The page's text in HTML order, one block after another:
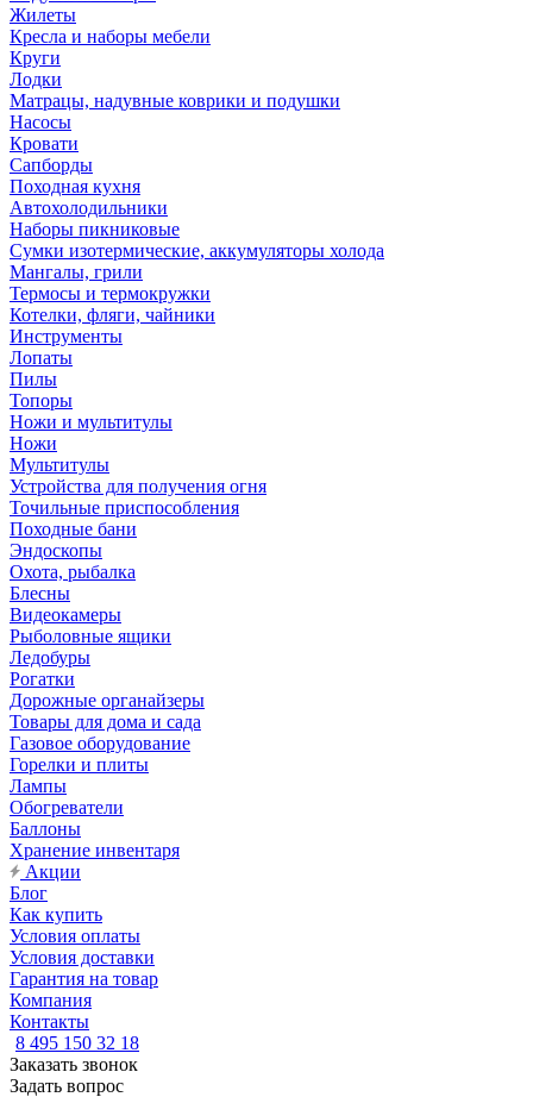
Жилеты
Кресла и наборы мебели
Круги
Лодки
Матрацы, надувные коврики и подушки
Насосы
Кровати
Сапборды
Походная кухня
Автохолодильники
Наборы пикниковые
Сумки изотермические, аккумуляторы холода
Мангалы, грили
Термосы и термокружки
Котелки, фляги, чайники
Инструменты
Лопаты
Пилы
Топоры
Ножи и мультитулы
Ножи
Мультитулы
Устройства для получения огня
Точильные приспособления
Походные бани
Эндоскопы
Охота, рыбалка
Блесны
Видеокамеры
Рыболовные ящики
Ледобуры
Рогатки
Дорожные органайзеры
Товары для дома и сада
Газовое оборудование
Горелки и плиты
Лампы
Обогреватели
Баллоны
Хранение инвентаря
Акции
Блог
Как купить
Условия оплаты
Условия доставки
Гарантия на товар
Компания
Контакты
8 495 150 32 18
Заказать звонок
Задать вопрос